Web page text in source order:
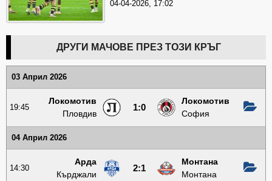
04-04-2026, 17:02
ДРУГИ МАЧОВЕ ПРЕЗ ТОЗИ КРЪГ
03 Април 2026
19:45
Локомотив
Пловдив
1:0
Локомотив
София
04 Април 2026
14:30
Арда
Кърджали
2:1
Монтана
Монтана